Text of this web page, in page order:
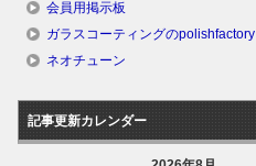
会員用掲示板
ガラスコーティングのpolishfactory
ネオチューン
記事更新カレンダー